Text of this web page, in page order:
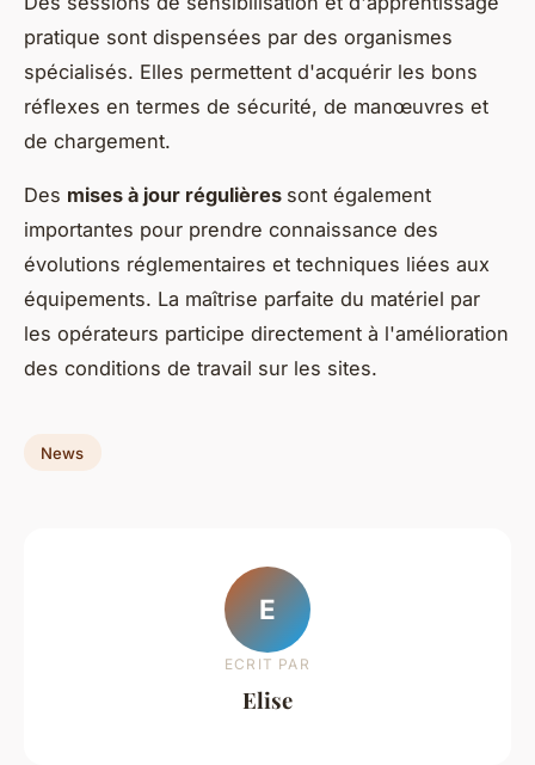
pratique sont dispensées par des organismes
spécialisés. Elles permettent d'acquérir les bons
réflexes en termes de sécurité, de manœuvres et
de chargement.
Des mises à jour régulières sont également
importantes pour prendre connaissance des
évolutions réglementaires et techniques liées aux
équipements. La maîtrise parfaite du matériel par
les opérateurs participe directement à l'amélioration
des conditions de travail sur les sites.
News
E
ECRIT PAR
Elise